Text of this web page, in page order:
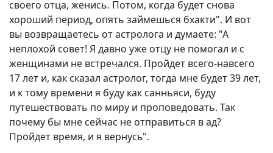
своего отца, женись. Потом, когда будет снова
хороший период, опять займешься бхакти". И вот
вы возвращаетесь от астролога и думаете: "А
неплохой совет! Я давно уже отцу не помогал и с
женщинами не встречался. Пройдет всего-навсего
17 лет и, как сказал астролог, тогда мне будет 39 лет,
и к тому времени я буду как санньяси, буду
путешествовать по миру и проповедовать. Так
почему бы мне сейчас не отправиться в ад?
Пройдет время, и я вернусь".